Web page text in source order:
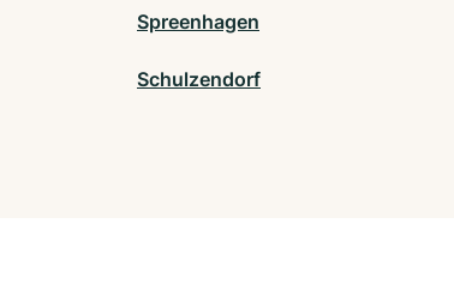
Spreenhagen
Schulzendorf